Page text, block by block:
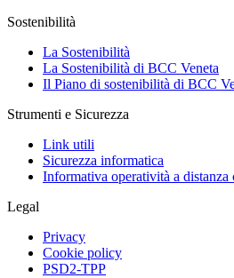
Sostenibilità
La Sostenibilità
La Sostenibilità di BCC Veneta
Il Piano di sostenibilità di BCC
Strumenti e Sicurezza
Link utili
Sicurezza informatica
Informativa operatività a distanza
Legal
Privacy
Cookie policy
PSD2-TPP